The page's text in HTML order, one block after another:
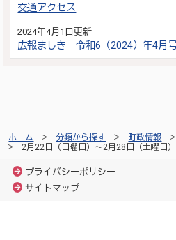
交通アクセス
2024年4月1日更新
広報ましき 令和6（2024）年4月号
ホーム 分類から探す 町政情報
2月22日（日曜日）～2月28日（土曜日）
プライバシーポリシー
サイトマップ